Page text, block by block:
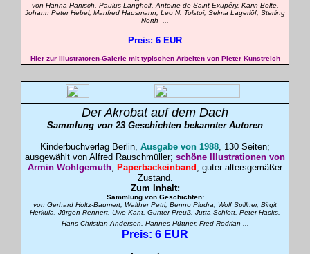
von Hanna Hanisch, Paulus Langholf, Antoine de Saint-Exupéry, Karin Bolte,
Johann Peter Hebel, Manfred Hausmann, Leo N. Tolstoi, Selma Lagerlöf, Sterling
North ...
Preis: 6 EUR
Hier zur Illustratoren-Galerie mit typischen Arbeiten von Pieter Kunstreich
Der Akrobat auf dem Dach
Sammlung von 23 Geschichten bekannter Autoren
Kinderbuchverlag Berlin, Ausgabe von 1988, 130 Seiten;
ausgewählt von Alfred Rauschmüller; schöne Illustrationen von
Armin Wohlgemuth; Paperbackeinband ; guter altersgemäßer
Zustand.
Zum Inhalt:
Sammlung von Geschichten:
von Gerhard Holtz-Baumert, Walther Petri, Benno Pludra, Wolf Spillner, Birgit
Herkula, Jürgen Rennert, Uwe Kant, Gunter Preuß, Jutta Schlott, Peter Hacks,
Hans Christian Andersen, Hannes Hüttner, Fred Rodrian ...
Preis: 6 EUR